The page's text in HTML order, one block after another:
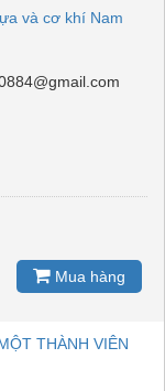
và cơ khí Nam
Mua hàng
THÀNH VIÊN